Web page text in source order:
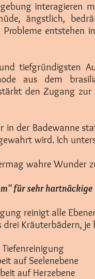
interagieren
ängstlich,
entstehen
tiefgründigsten
aus dem
den Zugang
in der Badewanne
wird. Ich
wahre Wunder
für sehr hartnäckige
reinigt alle
Kräuterbädern,
Tiefenreinigung
auf Seelenebene
auf Herzebene